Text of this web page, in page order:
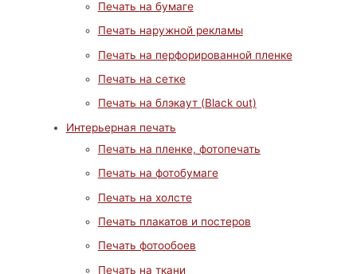
Печать на бумаге
Печать наружной рекламы
Печать на перфорированной пленке
Печать на сетке
Печать на блэкаут (Black out)
Интерьерная печать
Печать на пленке, фотопечать
Печать на фотобумаге
Печать на холсте
Печать плакатов и постеров
Печать фотообоев
Печать на ткани